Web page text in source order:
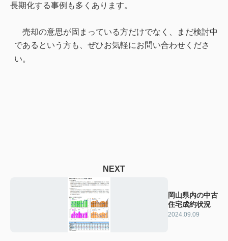
長期化する事例も多くあります。
売却の意思が固まっている方だけでなく、まだ検討中
であるという方も、ぜひお気軽にお問い合わせくださ
い。
NEXT
岡山県内の中古
住宅成約状況
2024.09.09